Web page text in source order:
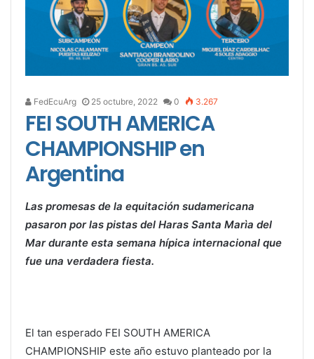
FedEcuArg 25 octubre, 2022 0 3.267
FEI SOUTH AMERICA
CHAMPIONSHIP en
Argentina
Las promesas de la equitación sudamericana
pasaron por las pistas del Haras Santa Marìa del
Mar durante esta semana hípica internacional que
fue una verdadera fiesta.
El tan esperado FEI SOUTH AMERICA
CHAMPIONSHIP este año estuvo planteado por la